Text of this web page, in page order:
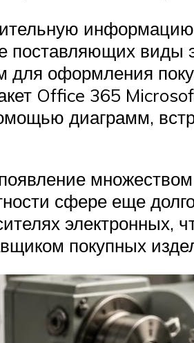
виды
оформления
Office 365
диаграмм,
сфере еще
электронных,
покупных